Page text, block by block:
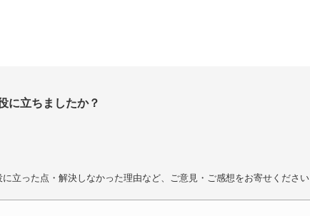
に立ちましたか？
に立った点・解決しなかった理由など、ご意見・ご感想をお寄せください